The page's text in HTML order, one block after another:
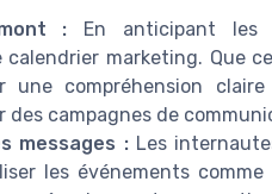
: En anticipant les
calendrier marketing. Que
une compréhension
des campagnes de
messages :Les
les événements